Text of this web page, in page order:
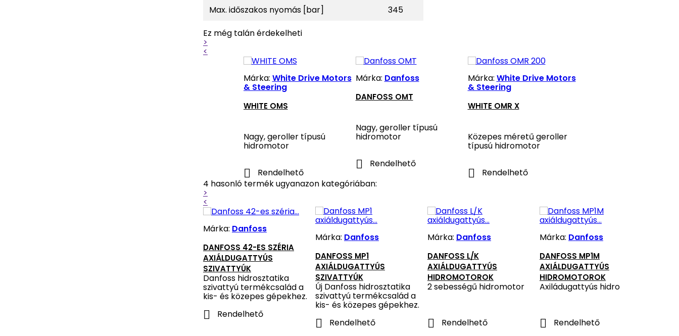
Max. időszakos nyomás [bar]
345
Ez még talán érdekelheti
>
<
Márka: White Drive Motors
& Steering
WHITE OMS
Nagy, geroller típusú
hidromotor
 Rendelhető
Márka: Danfoss
DANFOSS OMT
Nagy, geroller típusú
hidromotor
 Rendelhető
Márka: White Drive Motors
& Steering
WHITE OMR X
Közepes méretű geroller
típusú hidromotor

Rendelhető
4 hasonló termék ugyanazon kategóriában:
>
<
Márka: Danfoss
DANFOSS 42-ES SZÉRIA
AXIÁLDUGATTYÚS
SZIVATTYÚK
Danfoss hidrosztatika
szivattyú termékcsalád a
kis- és közepes gépekhez.
 Rendelhető
Márka: Danfoss
DANFOSS MP1
AXIÁLDUGATTYÚS
SZIVATTYÚK
Új Danfoss hidrosztatika
szivattyú termékcsalád a
kis- és közepes gépekhez.
 Rendelhető
Márka: Danfoss
DANFOSS L/K
AXIÁLDUGATTYÚS
HIDROMOTOROK
2 sebességű hidromotor
 Rendelhető
Márka: Danfoss
DANFOSS MP1M
AXIÁLDUGATTYÚS
HIDROMOTOROK
Axiládugattyús hidromotor
 Rendelhető